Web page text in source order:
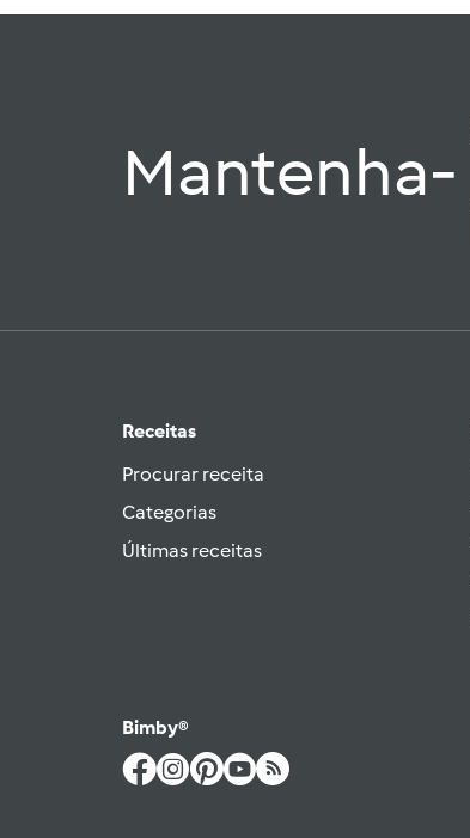
Mantenha-
Receitas
Procurar receita
Categorias
Últimas receitas
Bimby®